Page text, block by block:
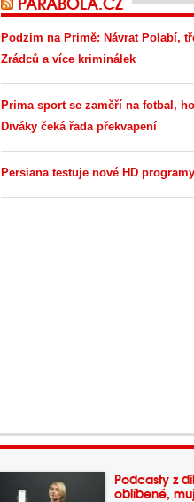
Podzim na Primě: Návrat Polabí,
Zrádců a více kriminálek
Prima sport se zaměří na fotbal,
Diváky čeká řada překvapení
Persiana testuje nové HD programy
Podcasty z
oblíbené,